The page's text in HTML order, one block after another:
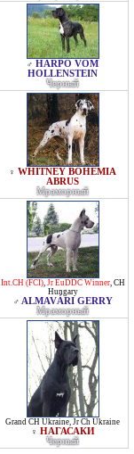
♂ HARPO VOM
HOLLENSTEIN
Черный
♀ WHITNEY BOHEMIA
ABRUS
Мраморный
Int.CH (FCI), Jr EuDDC Winner, CH
Hungary
♂ ALMAVÁRI GERRY
Мраморный
Grand CH Ukraine, Jr Ch Ukraine
♀ НАГАСАКИ
Черный